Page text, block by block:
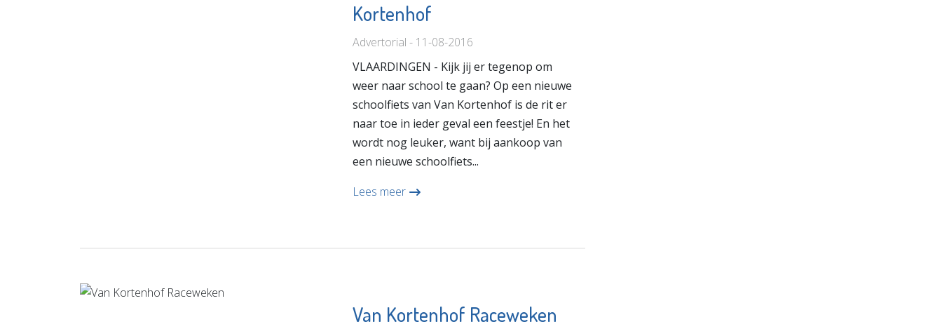
Kortenhof
Advertorial - 11-08-2016
VLAARDINGEN - Kijk jij er tegenop om
weer naar school te gaan? Op een nieuwe
schoolfiets van Van Kortenhof is de rit er
naar toe in ieder geval een feestje! En het
wordt nog leuker, want bij aankoop van
een nieuwe schoolfiets...
Lees meer
Van Kortenhof Raceweken